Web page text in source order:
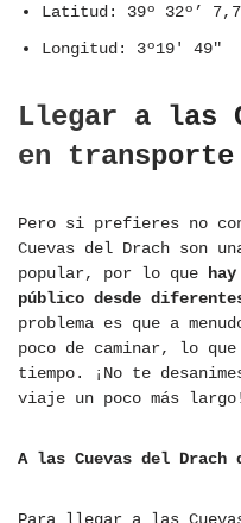
Latitud: 39º 32º’
Longitud: 3º19′ 49″
Llegar a las
en
Pero si prefieres no
Cuevas del Drach son
popular, por lo que
público desde
problema es que a
poco de caminar, lo
tiempo. ¡No te
viaje un poco más largo!
A las Cuevas del Drach
Para llegar a las